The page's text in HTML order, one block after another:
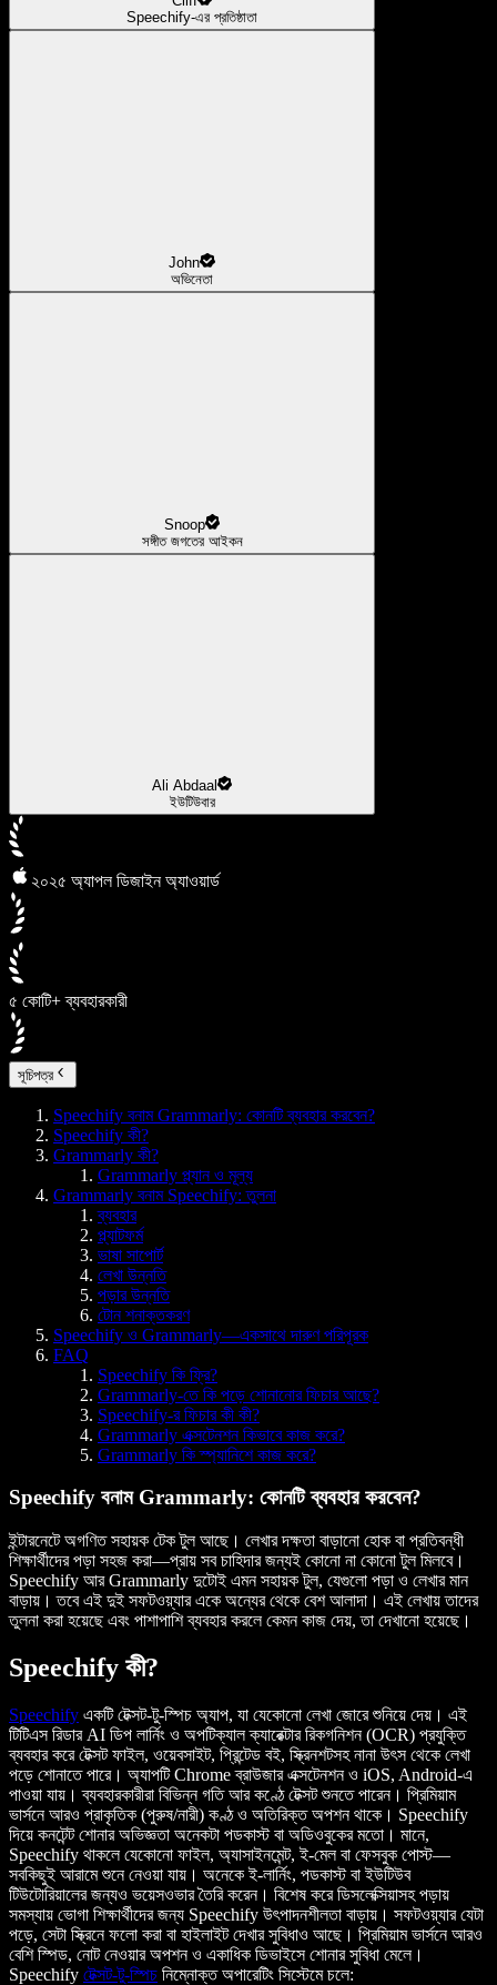
Speechify-এর প্রতিষ্ঠাতা
John
অভিনেতা
Snoop
সঙ্গীত জগতের আইকন
Ali Abdaal
ইউটিউবার
২০২৫ অ্যাপল ডিজাইন অ্যাওয়ার্ড
৫ কোটি+ ব্যবহারকারী
সূচিপত্র
Speechify বনাম Grammarly: কোনটি ব্যবহার করবেন?
Speechify কী?
Grammarly কী?
Grammarly প্ল্যান ও মূল্য
Grammarly বনাম Speechify: তুলনা
ব্যবহার
প্ল্যাটফর্ম
ভাষা সাপোর্ট
লেখা উন্নতি
পড়ার উন্নতি
টোন শনাক্তকরণ
Speechify ও Grammarly—একসাথে দারুণ পরিপূরক
FAQ
Speechify কি ফ্রি?
Grammarly-তে কি পড়ে শোনানোর ফিচার আছে?
Speechify-র ফিচার কী কী?
Grammarly এক্সটেনশন কিভাবে কাজ করে?
Grammarly কি স্প্যানিশে কাজ করে?
Speechify বনাম Grammarly: কোনটি ব্যবহার করবেন?
ইন্টারনেটে অগণিত সহায়ক টেক টুল আছে। লেখার দক্ষতা বাড়ানো হোক বা প্রতিবন্ধী
শিক্ষার্থীদের পড়া সহজ করা—প্রায় সব চাহিদার জন্যই কোনো না কোনো টুল মিলবে।
Speechify আর Grammarly দুটোই এমন সহায়ক টুল, যেগুলো পড়া ও লেখার মান
বাড়ায়। তবে এই দুই সফটওয়্যার একে অন্যের থেকে বেশ আলাদা। এই লেখায় তাদের
তুলনা করা হয়েছে এবং পাশাপাশি ব্যবহার করলে কেমন কাজ দেয়, তা দেখানো হয়েছে।
Speechify কী?
Speechify একটি টেক্সট-টু-স্পিচ অ্যাপ, যা যেকোনো লেখা জোরে শুনিয়ে দেয়। এই
টিটিএস রিডার AI ডিপ লার্নিং ও অপটিক্যাল ক্যারেক্টার রিকগনিশন (OCR) প্রযুক্তি
ব্যবহার করে টেক্সট ফাইল, ওয়েবসাইট, প্রিন্টেড বই, স্ক্রিনশটসহ নানা উৎস থেকে লেখা
পড়ে শোনাতে পারে। অ্যাপটি Chrome ব্রাউজার এক্সটেনশন ও iOS, Android-এ
পাওয়া যায়। ব্যবহারকারীরা বিভিন্ন গতি আর কণ্ঠে টেক্সট শুনতে পারেন। প্রিমিয়াম
ভার্সনে আরও প্রাকৃতিক (পুরুষ/নারী) কণ্ঠ ও অতিরিক্ত অপশন থাকে। Speechify
দিয়ে কনটেন্ট শোনার অভিজ্ঞতা অনেকটা পডকাস্ট বা অডিওবুকের মতো। মানে,
Speechify থাকলে যেকোনো ফাইল, অ্যাসাইনমেন্ট, ই-মেল বা ফেসবুক পোস্ট—
সবকিছুই আরামে শুনে নেওয়া যায়। অনেকে ই-লার্নিং, পডকাস্ট বা ইউটিউব
টিউটোরিয়ালের জন্যও ভয়েসওভার তৈরি করেন। বিশেষ করে ডিসলেক্সিয়াসহ পড়ায়
সমস্যায় ভোগা শিক্ষার্থীদের জন্য Speechify উৎপাদনশীলতা বাড়ায়। সফটওয়্যার যেটা
পড়ে, সেটা স্ক্রিনে ফলো করা বা হাইলাইট দেখার সুবিধাও আছে। প্রিমিয়াম ভার্সনে আরও
বেশি স্পিড, নোট নেওয়ার অপশন ও একাধিক ডিভাইসে শোনার সুবিধা মেলে।
Speechify টেক্সট-টু-স্পিচ নিম্নোক্ত অপারেটিং সিস্টেমে চলে: